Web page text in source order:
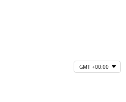
GMT +00:00